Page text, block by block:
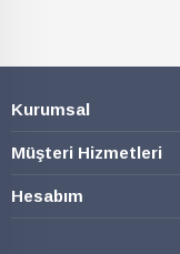
Kurumsal
Müşteri Hizmetleri
Hesabım